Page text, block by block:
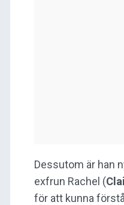
Dessutom är han
exfrun Rachel (
för att kunna